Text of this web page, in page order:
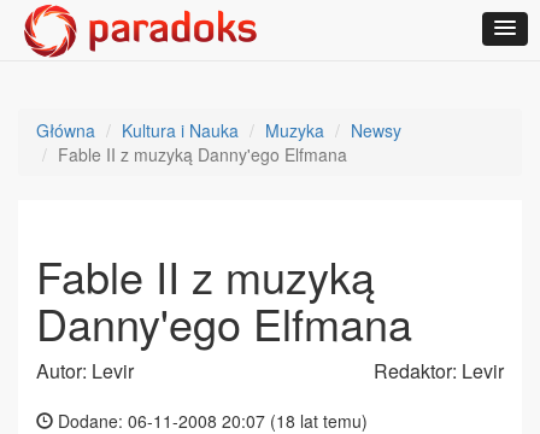
Główna Kultura i Nauka Muzyka
Newsy
Fable II z muzyką Danny'ego Elfmana
Fable II z muzyką
Danny'ego Elfmana
Autor: Levir Redaktor: Levir
Dodane: 06-11-2008 20:07 (18 lat temu)